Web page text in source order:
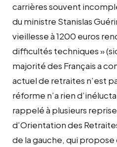
carrières souvent
du ministre Stanislas
vieillesse à 1200 euros
difficultés techniques »
majorité des Français a
actuel de retraites n’est
réforme n’a rien
rappelé à plusieurs
d’Orientation des
de la gauche, qui